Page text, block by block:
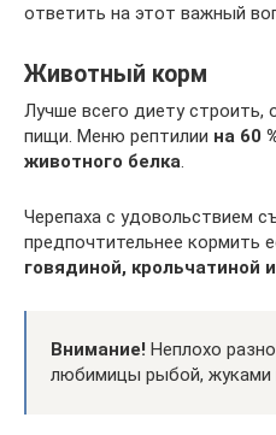
ответить на этот важный
Животный корм
Лучше всего диету строить,
пищи. Меню рептилии на 60
животного белка.
Черепаха с удовольствием
предпочтительнее кормить
говядиной, крольчатиной
Внимание! Неплохо
любимицы рыбой, жуками